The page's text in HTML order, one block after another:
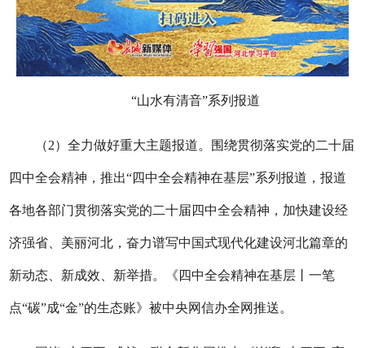
“山水有清音”系列报道
（2）全力做好重大主题报道。围绕贯彻落实党的二十届
四中全会精神，推出“四中全会精神在基层”系列报道，报道
各地各部门贯彻落实党的二十届四中全会精神，加快建设经
济强省、美丽河北，奋力谱写中国式现代化建设河北篇章的
新动态、新成效、新举措。《四中全会精神在基层丨一笔
点“碳”成“金”的生态账》被中央网信办全网推送。